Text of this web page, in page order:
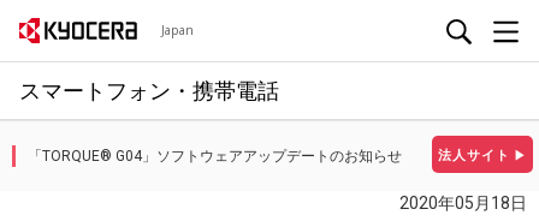
Japan
スマートフォン・携帯電話
法人サイト ▶
「TORQUE® G04」ソフトウェアアップデートのお知らせ
2020年05月18日